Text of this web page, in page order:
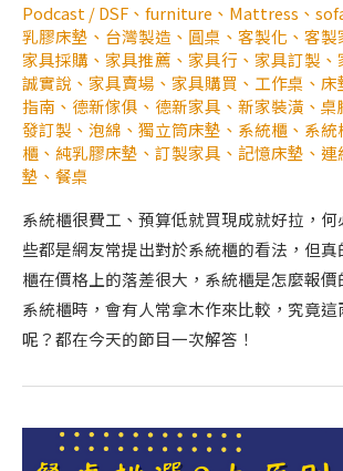
Podcast/DSF 、 furniture 、 Mattress 、
乳膠床墊 、 台灣製造 、 圓桌 、 客製化 、 客製
家具採購 、 家具推薦 、 家具行 、 家具訂製 、
誠實說 、 家具賣場 、 家具購買 、 工作桌 、 床
指南 、 德新傢俱 、 德新家具 、 新家裝潢 、 桌
發訂製 、 泡綿 、 獨立筒床墊 、 系統櫃 、 系統
櫃 、 純乳膠床墊 、 訂製家具 、 記憶床墊 、 連
墊 、 餐桌
系統櫃很費工、預算低就買現成就好拉，
些都是網友常提出對於系統櫃的看法，但
櫃在價格上的落差很大，系統櫃是怎麼報
系統櫃時，會有人常拿木作來比較，究竟
呢？都在今天的節目一次解答！